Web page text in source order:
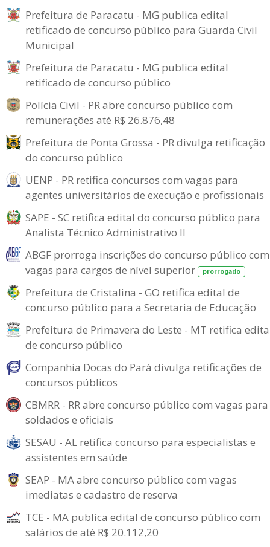
Prefeitura de Paracatu - MG publica edital
retificado de concurso público para Guarda Civil
Municipal
Prefeitura de Paracatu - MG publica edital
retificado de concurso público
Polícia Civil - PR abre concurso público com
remunerações até R$ 26.876,48
Prefeitura de Ponta Grossa - PR divulga retificação
do concurso público
UENP - PR retifica concursos com vagas para
agentes universitários de execução e profissionais
SAPE - SC retifica edital do concurso público para
Analista Técnico Administrativo II
ABGF prorroga inscrições do concurso público com
vagas para cargos de nível superior
prorrogado
Prefeitura de Cristalina - GO retifica edital de
concurso público para a Secretaria de Educação
Prefeitura de Primavera do Leste - MT retifica
de concurso público
Companhia Docas do Pará divulga retificações de
concursos públicos
CBMRR - RR abre concurso público com vagas para
soldados e oficiais
SESAU - AL retifica concurso para especialistas e
assistentes em saúde
SEAP - MA abre concurso público com vagas
imediatas e cadastro de reserva
TCE - MA publica edital de concurso público com
salários de até R$ 20.112,20